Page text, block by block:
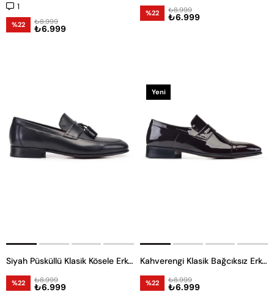
1
%22 ₺6.999
₺8.999
%22 ₺6.999
₺8.999
Siyah Püsküllü Klasik Kösele Erkek Loafer Ayakkabı
%22 ₺6.999
₺8.999
Kahverengi Klasik Bağcıksız Erkek Kösele Ayakkabı
%22 ₺6.999
₺8.999
Yeni